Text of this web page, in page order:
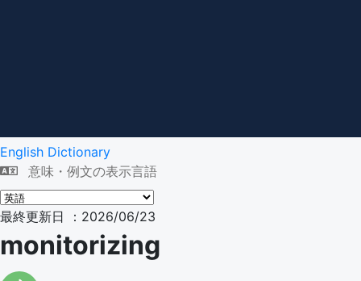
English Dictionary
意味・例文の表示言語
最終更新日 ：2026/06/23
monitorizing